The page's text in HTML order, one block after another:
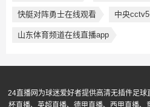
快艇对阵勇士在线观看 中央
山东体育频道在线直播app
24直播网为球迷爱好者提供高清无插件足
杯直播、英超直播、德甲直播、西甲直播